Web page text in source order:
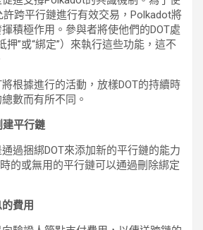
跨平行鏈進行有效交易，Polkadot將
積極作用。參與者將使他們的DOT處
押”或“綁定”）來執行這些功能，這不
根據進行的活動，放樣DOT的持續時
數而有所不同。
建平行鏈
過捆綁DOT來添加新的平行鏈的能力
時的或無用的平行鏈可以通過刪除綁定
費用